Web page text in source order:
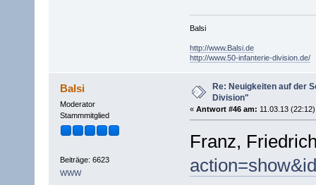
Balsi
http://www.Balsi.de
http://www.50-infanterie-division.de/
Balsi
Moderator
Stammmitglied
Beiträge: 6623
WWW
Re: Neuigkeiten auf der
Division"
« Antwort #46 am: 11.03.13
Franz,